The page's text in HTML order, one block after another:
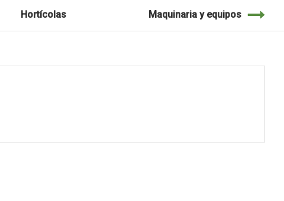
Hortícolas Maquinaria y equipos